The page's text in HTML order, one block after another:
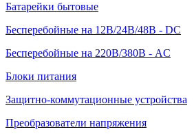
Батарейки бытовые
Бесперебойные на 12В/24В/48В - DC
Бесперебойные на 220В/380В - AC
Блоки питания
Защитно-коммутационные устройства
Преобразователи напряжения